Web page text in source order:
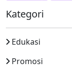
Kategori
Edukasi
Promosi